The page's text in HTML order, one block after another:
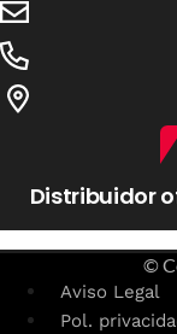
Distribuidor
©
Aviso Legal
Pol.